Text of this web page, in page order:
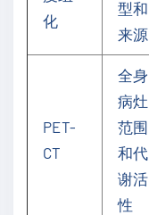
化
型和
来源
PET-
CT
全身
病灶
范围
和代
谢活
性